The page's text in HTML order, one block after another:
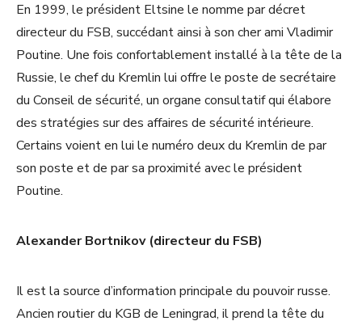
En 1999, le président Eltsine le nomme par décret
directeur du FSB, succédant ainsi à son cher ami Vladimir
Poutine. Une fois confortablement installé à la tête de la
Russie, le chef du Kremlin lui offre le poste de secrétaire
du Conseil de sécurité, un organe consultatif qui élabore
des stratégies sur des affaires de sécurité intérieure.
Certains voient en lui le numéro deux du Kremlin de par
son poste et de par sa proximité avec le président
Poutine.
Alexander Bortnikov (directeur du FSB)
Il est la source d’information principale du pouvoir russe.
Ancien routier du KGB de Leningrad, il prend la tête du